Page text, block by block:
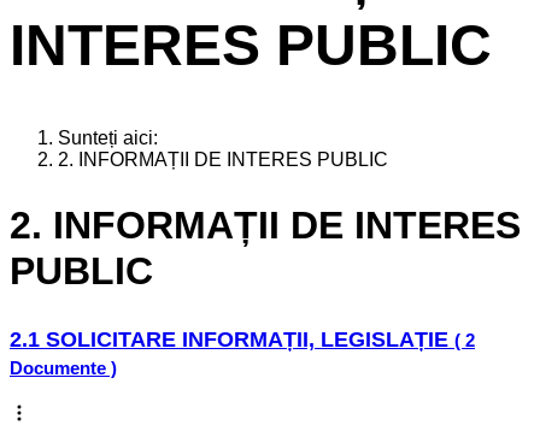
INTERES PUBLIC
Sunteți aici:
2. INFORMAȚII DE INTERES PUBLIC
2. INFORMAȚII DE INTERES
PUBLIC
2.1 SOLICITARE INFORMAȚII, LEGISLAȚIE ( 2
Documente )